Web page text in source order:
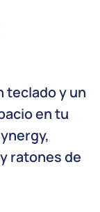
teclado y un
en tu
ratones de